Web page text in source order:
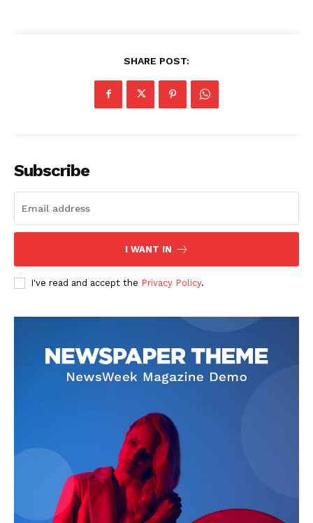
SHARE POST:
Subscribe
I WANT IN
I've read and accept the Privacy Policy.